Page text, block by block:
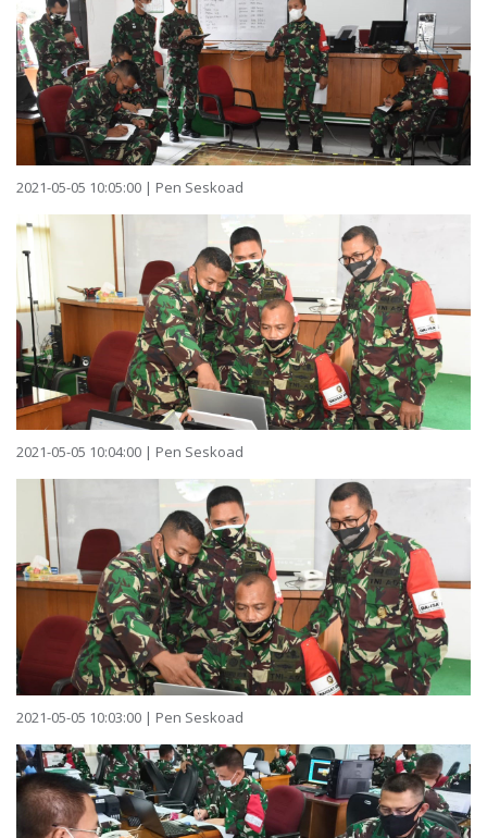
2021-05-05 10:05:00 | Pen Seskoad
2021-05-05 10:04:00 | Pen Seskoad
2021-05-05 10:03:00 | Pen Seskoad